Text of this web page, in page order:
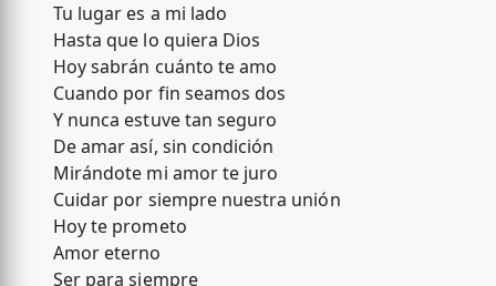
Tu lugar es a mi lado
Hasta que lo quiera Dios
Hoy sabrán cuánto te amo
Cuando por fin seamos dos
Y nunca estuve tan seguro
De amar así, sin condición
Mirándote mi amor te juro
Cuidar por siempre nuestra unión
Hoy te prometo
Amor eterno
Ser para siempre